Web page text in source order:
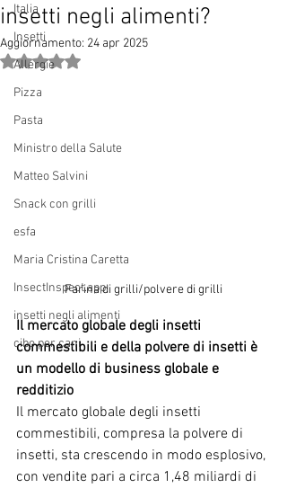
Italia
Insetti
Allergie
Pizza
Pasta
Ministro della Salute
Matteo Salvini
Snack con grilli
esfa
Maria Cristina Caretta
InsectInspect.app
insetti negli alimenti
cibo per cani
insetti negli alimenti?
Aggiornamento: 24 apr 2025
Valutazione NaN stelle su 5.
Farina di grilli/polvere di grilli
Il mercato globale degli insetti
commestibili e della polvere di insetti è
un modello di business globale e
redditizio
Il mercato globale degli insetti
commestibili, compresa la polvere di
insetti, sta crescendo in modo esplosivo,
con vendite pari a circa 1,48 miliardi di